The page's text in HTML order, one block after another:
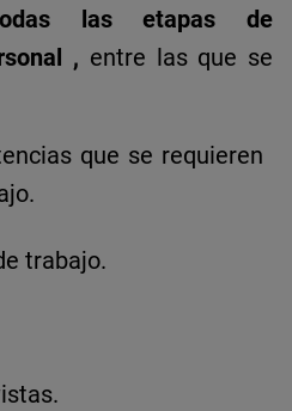
las etapas de
, entre las que se
que se requieren
trabajo.